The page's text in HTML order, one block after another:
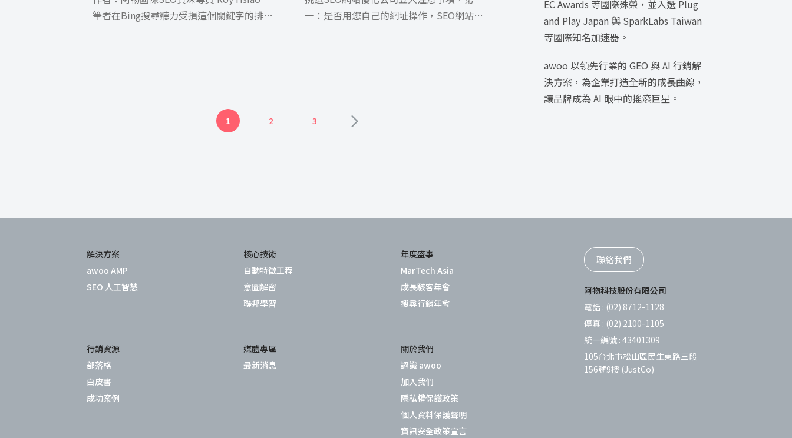
筆者在Bing搜尋聽力受損這個關鍵字的排
一：是否用您自己的網址操作，SEO網站優
或兩年以後，就算沒有繼續執行SEO，通常
原本的效果都還能維持2~3個月不等。
1 2 3
EC Awards 等國際殊榮，並入選 Plug
and Play Japan 與 SparkLabs Taiwan
等國際知名加速器。
awoo 以領先行業的 GEO 與 AI 行銷解
決方案，為企業打造全新的成長曲線，
讓品牌成為 AI 眼中的搖滾巨星。
解決方案
awoo AMP
SEO 人工智慧
核心技術
自動特徵工程
意圖解密
聯邦學習
年度盛事
MarTech Asia
成長駭客年會
搜尋行銷年會
行銷資源
部落格
白皮書
成功案例
媒體專區
最新消息
關於我們
認識 awoo
加入我們
隱私權保護政策
個人資料保護聲明
資訊安全政策宣言
聯絡我們
阿物科技股份有限公司
電話 : (02) 8712-1128
傳真 : (02) 2100-1105
統一編號 : 43401309
105台北市松山區民生東路三段
156號9樓 (JustCo)